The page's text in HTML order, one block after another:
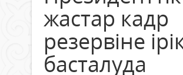
жастар кадр
резервіне
басталуда